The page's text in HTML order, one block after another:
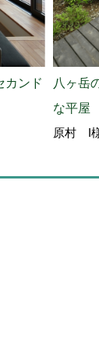
カンド
八ヶ岳
な平屋
原村 I